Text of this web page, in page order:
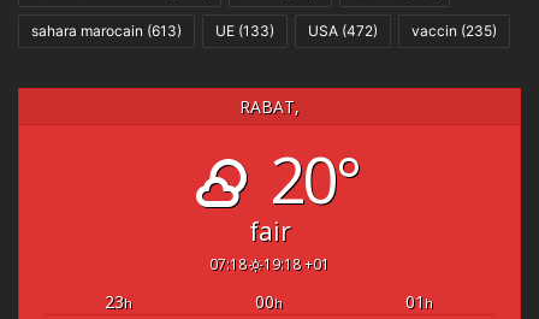
sahara marocain (613) UE (133) USA (472) vaccin (235)
RABAT,
20°
fair
07:18 19:18 +01
23h 00h 01 h